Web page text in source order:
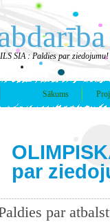
SIA : Paldies par ziedojumu!
Sākums
par
par